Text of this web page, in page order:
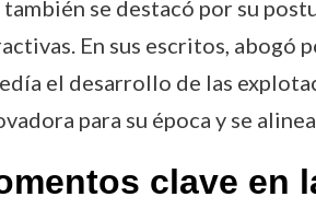
también se destacó por su
En sus escritos,
el desarrollo de las
para su época y se
clave en